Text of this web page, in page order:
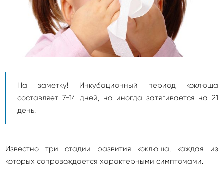
На заметку! Инкубационный период коклюша
составляет 7−14 дней, но иногда затягивается на 21
день.
Известно три стадии развития коклюша, каждая из
которых сопровождается характерными симптомами.